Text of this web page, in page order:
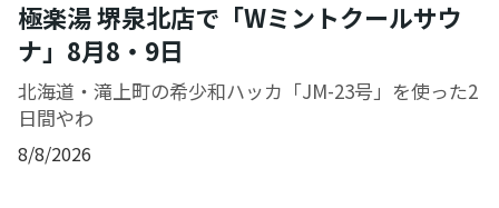
極楽湯 堺泉北店で「Wミントクールサウ
ナ」8月8・9日
北海道・滝上町の希少和ハッカ「JM-23号」を使った2
日間やわ
8/8/2026